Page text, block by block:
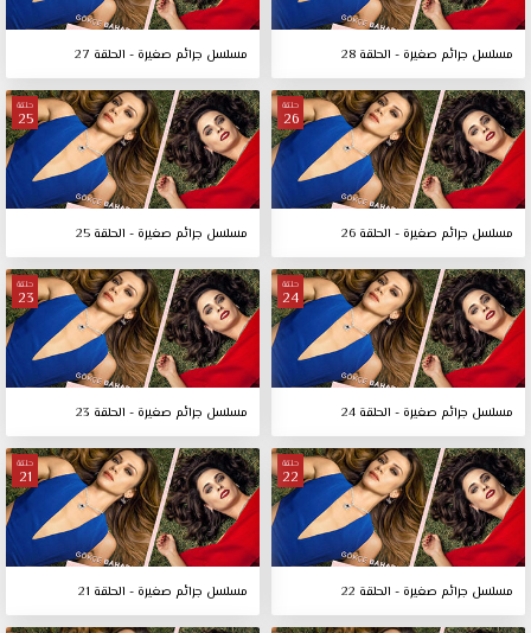
مسلسل جرائم صغيرة - الحلقة 28 مسلسل جرائم صغيرة - الحلقة 27
حلقة
26
مسلسل جرائم صغيرة - الحلقة 26
حلقة
25
مسلسل جرائم صغيرة - الحلقة 25
حلقة
24
مسلسل جرائم صغيرة - الحلقة 24
حلقة
23
مسلسل جرائم صغيرة - الحلقة 23
حلقة
22
مسلسل جرائم صغيرة - الحلقة 22
حلقة
21
مسلسل جرائم صغيرة - الحلقة 21